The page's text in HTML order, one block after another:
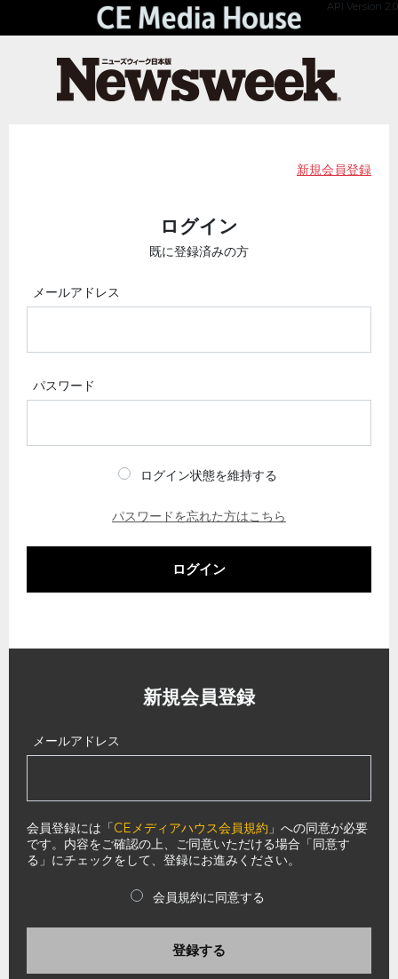
API Version 2.0
新規会員登録
ログイン
既に登録済みの方
メールアドレス
パスワード
ログイン状態を維持する
パスワードを忘れた方はこちら
ログイン
新規会員登録
メールアドレス
会員登録には「CEメディアハウス会員規約 」への同意が必要
です。内容をご確認の上、ご同意いただける場合「同意す
る」にチェックをして、登録にお進みください。
会員規約に同意する
登録する